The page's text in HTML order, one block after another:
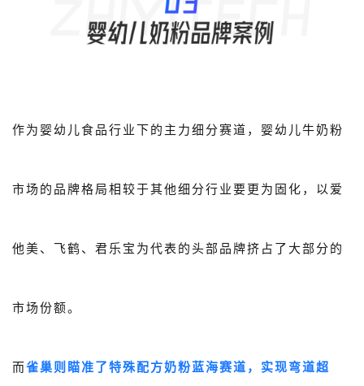
作为婴幼儿食品行业下的主力细分赛道，婴幼儿牛奶粉
市场的品牌格局相较于其他细分行业要更为固化，以爱
他美、飞鹤、君乐宝为代表的头部品牌挤占了大部分的
市场份额。
而雀巢则瞄准了特殊配方奶粉蓝海赛道，实现弯道超